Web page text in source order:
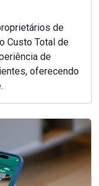
de
Custo Total de
de
oferecendo